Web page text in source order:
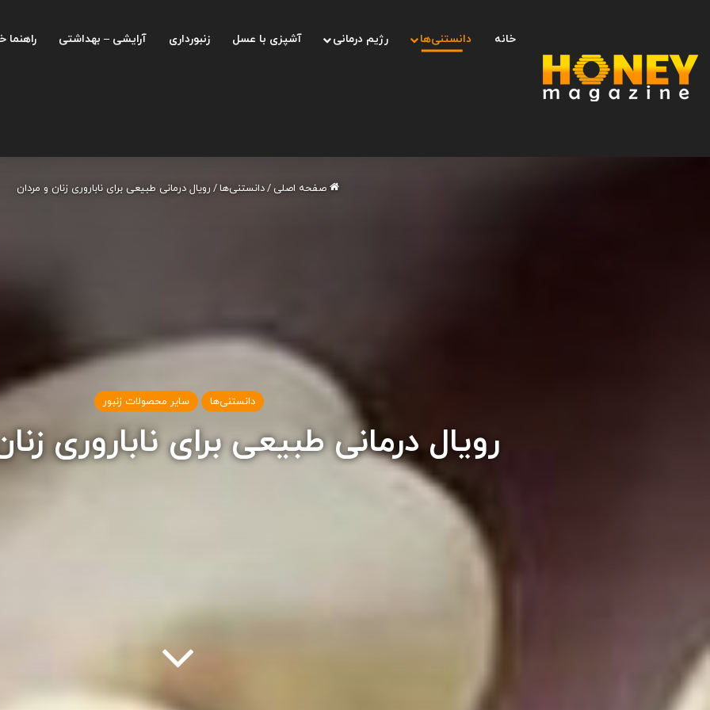
خانه دانستنی‌ها رژیم درمانی آشپزی با عسل زنبورداری آرایشی – بهداشتی راهنما
صفحه اصلی/دانستنی‌ها/ رویال درمانی طبیعی برای ناباروری زنان و مردان
دانستنی‌ها سایر محصولات زنبور
رویال درمانی طبیعی برای ناباروری